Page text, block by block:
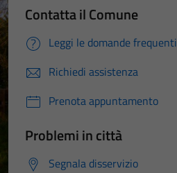
Contatta il Comune
Leggi le domande frequenti
Richiedi assistenza
Prenota appuntamento
Problemi in città
Segnala disservizio